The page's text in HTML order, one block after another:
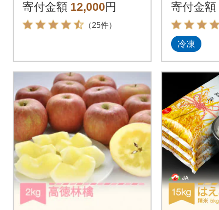
寄付金額 12,000円
（25件）
寄付金額
冷凍